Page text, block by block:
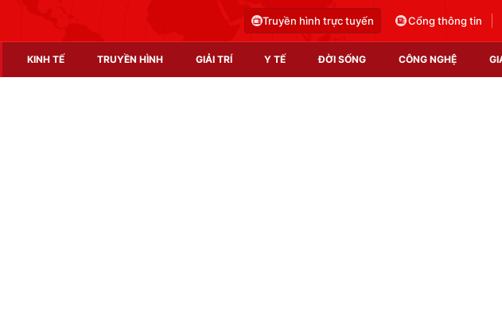
Truyền hình trực tuyến Cổng thông tin
KINH TẾ TRUYỀN HÌNH GIẢI TRÍ Y TẾ ĐỜI SỐNG CÔNG NGHỆ